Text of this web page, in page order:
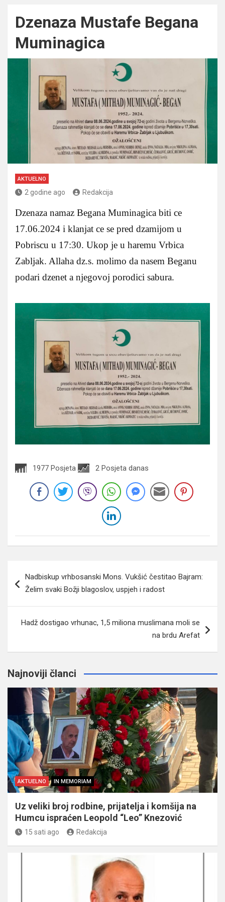
Dzenaza Mustafe Begana
Muminagica
AKTUELNO
2 godine ago Redakcija
Dzenaza namaz Begana Muminagica biti ce
17.06.2024 i klanjat ce se pred dzamijom u
Pobriscu u 17:30. Ukop je u haremu Vrbica
Zabljak. Allaha dz.s. molimo da nasem Beganu
podari dzenet a njegovoj porodici sabura.
1977 Posjeta 2 Posjeta danas
članaka
Nadbiskup vrhbosanski Mons. Vukšić čestitao Bajram:
Želim svaki Božji blagoslov, uspjeh i radost
Hadž dostigao vrhunac, 1,5 miliona muslimana moli se
na brdu Arefat
Najnoviji članci
AKTUELNO IN MEMORIAM
Uz veliki broj rodbine, prijatelja i komšija na
Humcu ispraćen Leopold “Leo” Knezović
15 sati ago Redakcija